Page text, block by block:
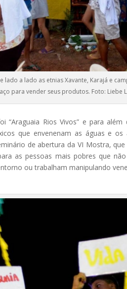
lado a lado as etnias Xavante, Karajá e
para vender seus produtos. Foto: Liebe
Rios Vivos” e para
que envenenam as águas e
de abertura da VI Mostra,
as pessoas mais pobres que
ou trabalham manipulando